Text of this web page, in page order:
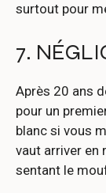
surtout pour
7.
Après 20 ans
pour un
blanc si vous
vaut arriver en
sentant le